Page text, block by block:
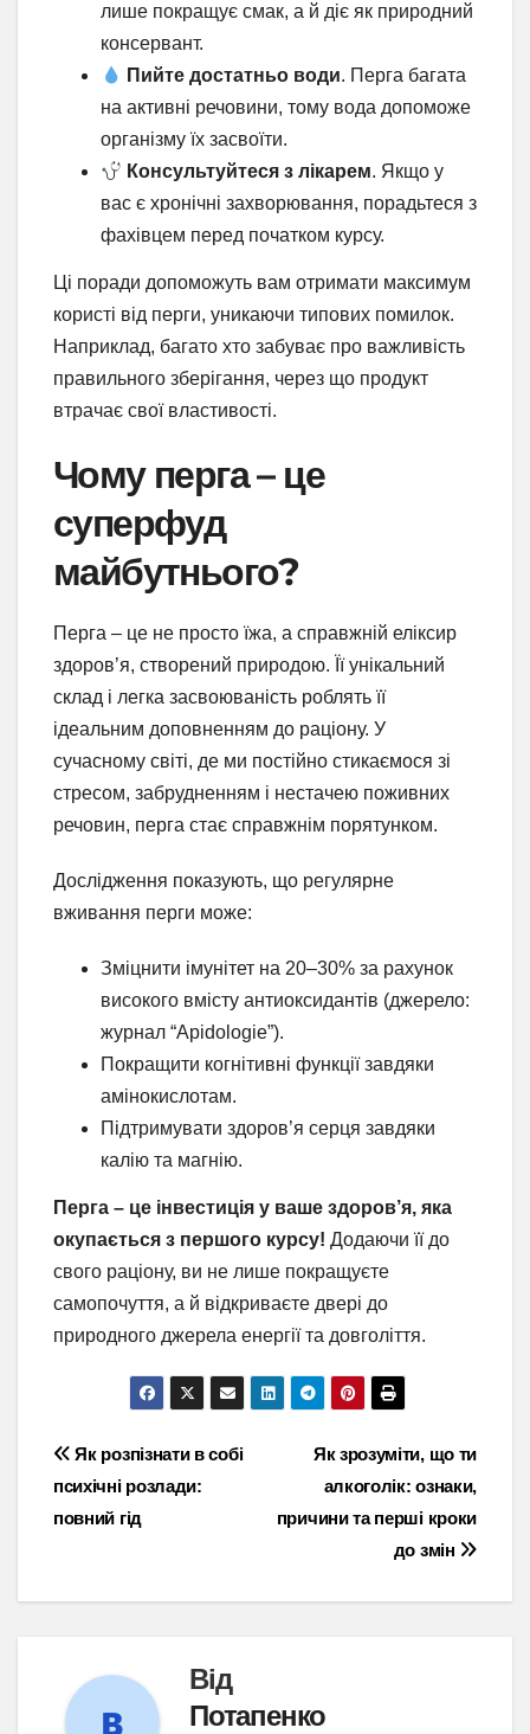
лише покращує смак, а й діє як природний
консервант.
Пийте достатньо води. Перга багата
на активні речовини, тому вода допоможе
організму їх засвоїти.
Консультуйтеся з лікарем. Якщо у
вас є хронічні захворювання, порадьтеся з
фахівцем перед початком курсу.
Ці поради допоможуть вам отримати максимум
користі від перги, уникаючи типових помилок.
Наприклад, багато хто забуває про важливість
правильного зберігання, через що продукт
втрачає свої властивості.
Чому перга – це
суперфуд
майбутнього?
Перга – це не просто їжа, а справжній еліксир
здоров’я, створений природою. Її унікальний
склад і легка засвоюваність роблять її
ідеальним доповненням до раціону. У
сучасному світі, де ми постійно стикаємося зі
стресом, забрудненням і нестачею поживних
речовин, перга стає справжнім порятунком.
Дослідження показують, що регулярне
вживання перги може:
Зміцнити імунітет на 20–30% за рахунок
високого вмісту антиоксидантів (джерело:
журнал “Apidologie”).
Покращити когнітивні функції завдяки
амінокислотам.
Підтримувати здоров’я серця завдяки
калію та магнію.
Перга – це інвестиція у ваше здоров’я, яка
окупається з першого курсу! Додаючи її до
свого раціону, ви не лише покращуєте
самопочуття, а й відкриваєте двері до
природного джерела енергії та довголіття.
Навігація
записів
Як зрозуміти, що ти
алкоголік: ознаки,
причини та перші кроки
до змін
Як розпізнати в собі
психічні розлади:
повний гід
Від
Потапенко